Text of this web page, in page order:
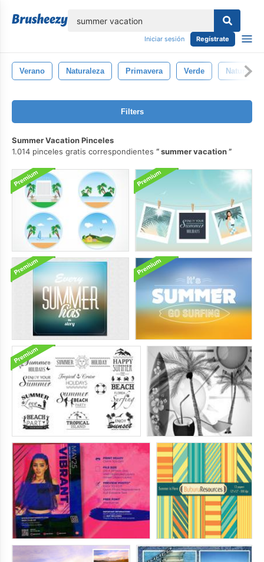
Iniciar sesión Regístrate
Verano Naturaleza Primavera Verde Natural
Filters
Summer Vacation Pinceles
1.014 pinceles gratis correspondientes
summer vacation